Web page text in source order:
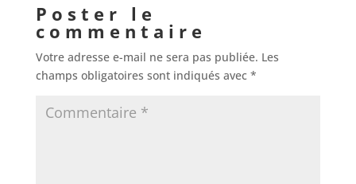
Poster le
commentaire
Votre adresse e-mail ne sera pas publiée. Les
champs obligatoires sont indiqués avec *